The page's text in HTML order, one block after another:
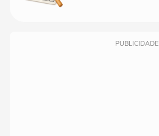
PUBLICIDADE